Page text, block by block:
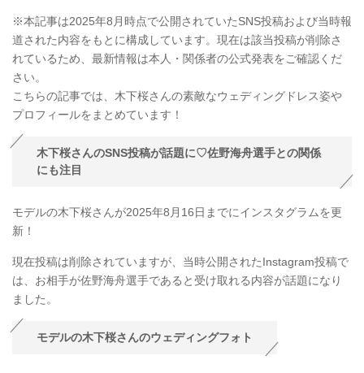
※本記事は2025年8月時点で公開されていたSNS投稿および当時報
道された内容をもとに構成しています。現在は該当投稿が削除さ
れているため、最新情報は本人・関係者の公式発表をご確認くだ
さい。
こちらの記事では、木下桜さんの素敵なウェディングドレス姿や
プロフィールをまとめています！
木下桜さんのSNS投稿が話題に♡佐野海舟選手との関係
にも注目
モデルの木下桜さんが2025年8月16日までにインスタグラムを更
新！
現在投稿は削除されていますが、当時公開されたInstagram投稿で
は、お相手が佐野海舟選手であると受け取れる内容が話題になり
ました。
モデルの木下桜さんのウェディングフォト